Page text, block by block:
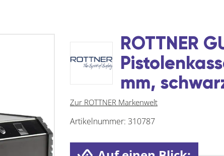
ROTTNER
mm,
Zur ROTTNER Markenwelt
Artikelnummer: 310787